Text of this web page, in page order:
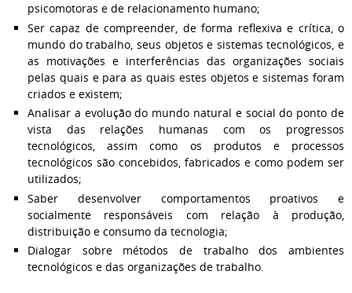
psicomotoras e de relacionamento humano;
Ser capaz de compreender, de forma reflexiva e crítica, o
mundo do trabalho, seus objetos e sistemas tecnológicos, e
as motivações e interferências das organizações sociais
pelas quais e para as quais estes objetos e sistemas foram
criados e existem;
Analisar a evolução do mundo natural e social do ponto de
vista das relações humanas com os progressos
tecnológicos, assim como os produtos e processos
tecnológicos são concebidos, fabricados e como podem ser
utilizados;
Saber desenvolver comportamentos proativos e
socialmente responsáveis com relação à produção,
distribuição e consumo da tecnologia;
Dialogar sobre métodos de trabalho dos ambientes
tecnológicos e das organizações de trabalho.